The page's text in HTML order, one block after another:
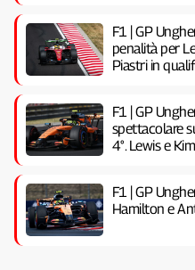
F1 | GP
penalità per
Piastri in
F1 | GP
spettacolare
4°. Lewis e
F1 | GP
Hamilton e